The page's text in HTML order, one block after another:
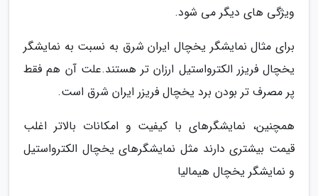
ویژگی های دیگر می شود.
برای مثال نمایشگر یخچال ایران شرق به نسبت به نمایشگر
یخچال فریزر الکترواستیل ارزان تر هستند.علت آن هم فقط
پر مصرف تر بودن برد یخچال فریزر ایران شرق است.
همچنین، نمایشگرهای با کیفیت و امکانات بالاتر اغلب
قیمت بیشتری دارند مثل نمایشگرهای یخچال الکترواستیل
و نمایشگر یخچال هیمالیا